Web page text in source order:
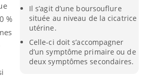
Il s’agit d’une boursouflure
située au niveau de la cicatrice
utérine.
Celle-ci doit s’accompagner
d’un symptôme primaire ou de
deux symptômes secondaires.
%